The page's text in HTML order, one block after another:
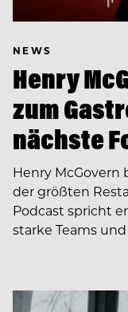
NEWS
Henry
zum
nächste
Henry McGovern
der größten
Podcast spricht
starke Teams